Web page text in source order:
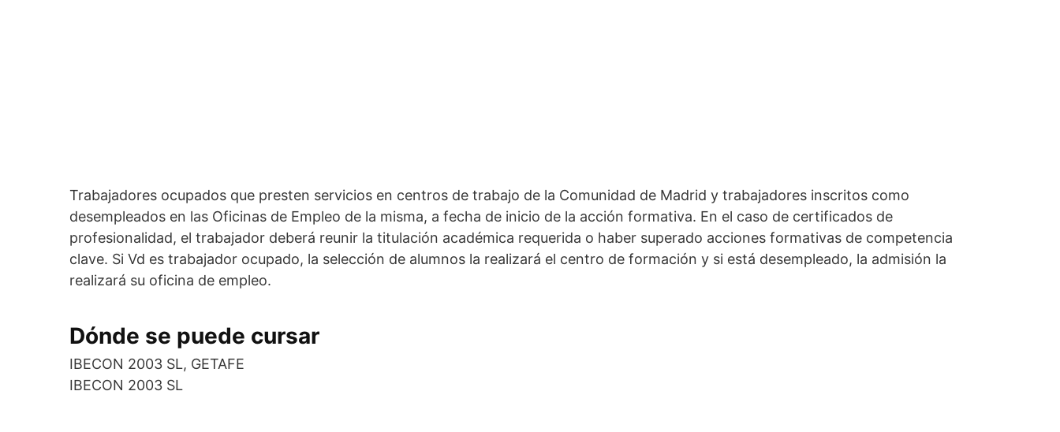
Trabajadores ocupados que presten servicios en centros de trabajo de la Comunidad de Madrid y trabajadores inscritos como
desempleados en las Oficinas de Empleo de la misma, a fecha de inicio de la acción formativa. En el caso de certificados de
profesionalidad, el trabajador deberá reunir la titulación académica requerida o haber superado acciones formativas de competencia
clave. Si Vd es trabajador ocupado, la selección de alumnos la realizará el centro de formación y si está desempleado, la admisión la
realizará su oficina de empleo.
Dónde se puede cursar
IBECON 2003 SL, GETAFE
IBECON 2003 SL